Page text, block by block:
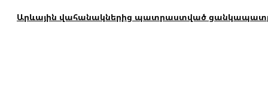
Արևային վահանակներից պատրաստված ցանկապատը